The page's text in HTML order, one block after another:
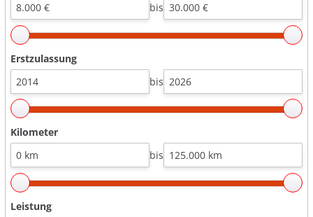
bis
Erstzulassung
bis
Kilometer
bis
Leistung